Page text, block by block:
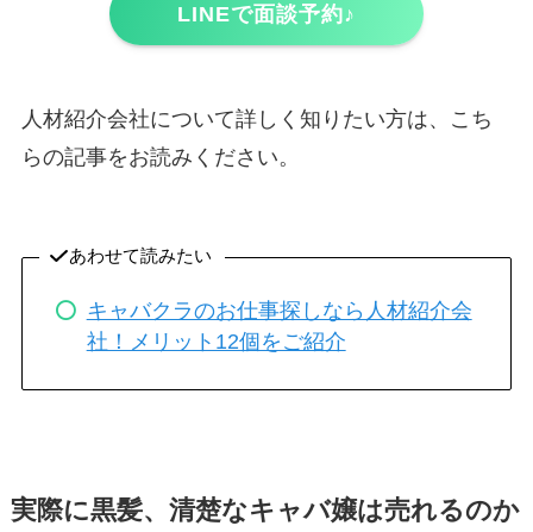
LINEで面談予約♪
人材紹介会社について詳しく知りたい方は、こち
らの記事をお読みください。
あわせて読みたい
キャバクラのお仕事探しなら人材紹介会
社！メリット12個をご紹介
実際に黒髪、清楚なキャバ嬢は売れるのか